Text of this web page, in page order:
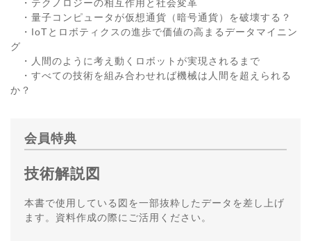
・テクノロジーの相互作用と社会変革
・量子コンピュータが仮想通貨（暗号通貨）を破壊する？
・IoTとロボティクスの進歩で価値の高まるデータマイニン
グ
・人間のように考え動くロボットが実現されるまで
・すべての技術を組み合わせれば機械は人間を超えられる
か？
会員特典
技術解説図
本書で使用している図を一部抜粋したデータを差し上げ
ます。資料作成の際にご活用ください。